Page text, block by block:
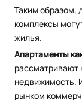
Таким образом,
комплексы
жилья.
Апартаменты
рассматривают
недвижимость.
рынком